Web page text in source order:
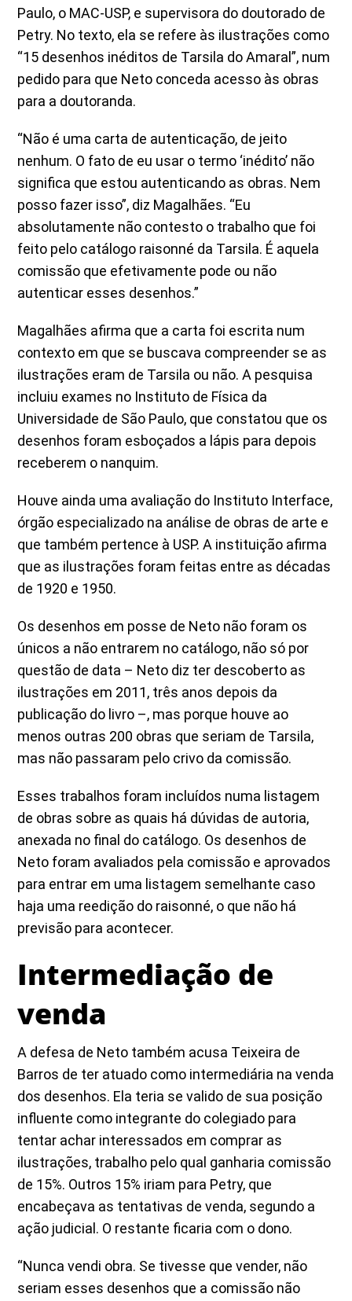
Paulo, o MAC-USP, e supervisora do doutorado de
Petry. No texto, ela se refere às ilustrações como
“15 desenhos inéditos de Tarsila do Amaral”, num
pedido para que Neto conceda acesso às obras
para a doutoranda.
“Não é uma carta de autenticação, de jeito
nenhum. O fato de eu usar o termo ‘inédito’ não
significa que estou autenticando as obras. Nem
posso fazer isso”, diz Magalhães. “Eu
absolutamente não contesto o trabalho que foi
feito pelo catálogo raisonné da Tarsila. É aquela
comissão que efetivamente pode ou não
autenticar esses desenhos.”
Magalhães afirma que a carta foi escrita num
contexto em que se buscava compreender se as
ilustrações eram de Tarsila ou não. A pesquisa
incluiu exames no Instituto de Física da
Universidade de São Paulo, que constatou que os
desenhos foram esboçados a lápis para depois
receberem o nanquim.
Houve ainda uma avaliação do Instituto Interface,
órgão especializado na análise de obras de arte e
que também pertence à USP. A instituição afirma
que as ilustrações foram feitas entre as décadas
de 1920 e 1950.
Os desenhos em posse de Neto não foram os
únicos a não entrarem no catálogo, não só por
questão de data – Neto diz ter descoberto as
ilustrações em 2011, três anos depois da
publicação do livro –, mas porque houve ao
menos outras 200 obras que seriam de Tarsila,
mas não passaram pelo crivo da comissão.
Esses trabalhos foram incluídos numa listagem
de obras sobre as quais há dúvidas de autoria,
anexada no final do catálogo. Os desenhos de
Neto foram avaliados pela comissão e aprovados
para entrar em uma listagem semelhante caso
haja uma reedição do raisonné, o que não há
previsão para acontecer.
Intermediação de
venda
A defesa de Neto também acusa Teixeira de
Barros de ter atuado como intermediária na venda
dos desenhos. Ela teria se valido de sua posição
influente como integrante do colegiado para
tentar achar interessados em comprar as
ilustrações, trabalho pelo qual ganharia comissão
de 15%. Outros 15% iriam para Petry, que
encabeçava as tentativas de venda, segundo a
ação judicial. O restante ficaria com o dono.
“Nunca vendi obra. Se tivesse que vender, não
seriam esses desenhos que a comissão não